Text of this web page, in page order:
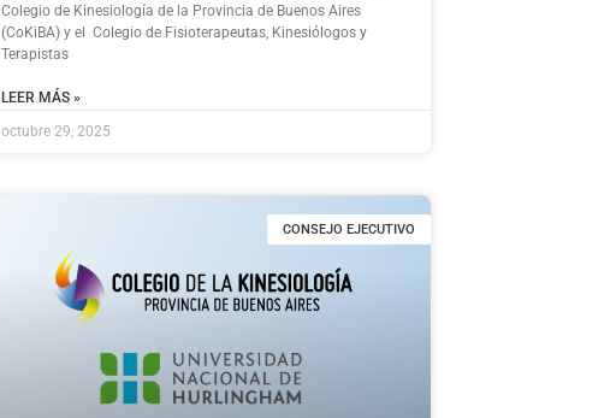
Colegio de Kinesiología de la Provincia de Buenos Aires
(CoKiBA) y el Colegio de Fisioterapeutas, Kinesiólogos y
Terapistas
LEER MÁS »
octubre 29, 2025
CONSEJO EJECUTIVO